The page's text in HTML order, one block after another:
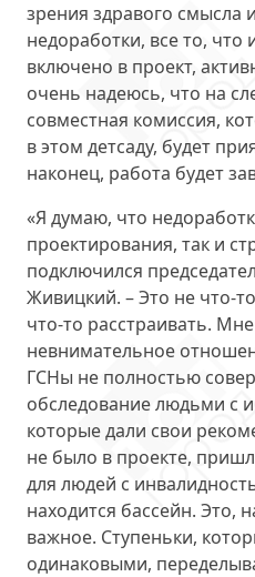
зрения здравого смысла
недоработки, все то,
включено в проект,
очень надеюсь, что на
совместная комиссия,
в этом детсаду, будет
наконец, работа будет
«Я думаю, что
проектирования, так и
подключился
Живицкий. – Это не что-
что-то расстраивать.
невнимательное
ГСНы не полностью
обследование людьми с
которые дали свои
не было в проекте,
для людей с
находится бассейн. Это,
важное. Ступеньки,
одинаковыми,